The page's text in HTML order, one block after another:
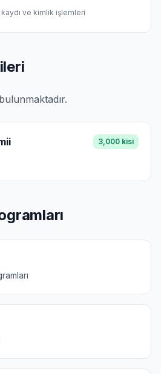
ve kimlik işlemleri
bulunmaktadır.
3,000 kisi